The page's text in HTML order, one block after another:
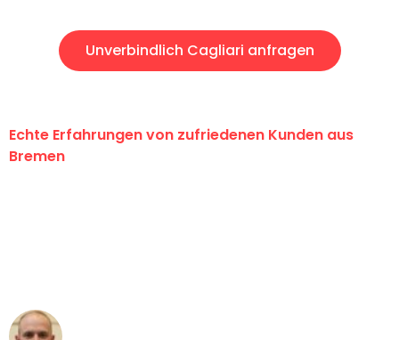
Unverbindlich Cagliari anfragen
Echte Erfahrungen von zufriedenen Kunden aus
Bremen